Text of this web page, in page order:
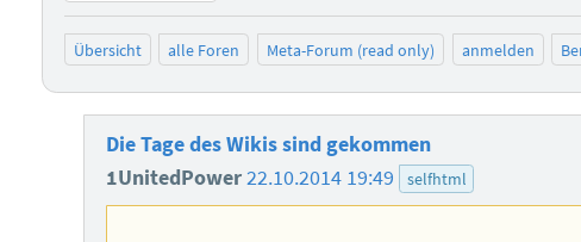
Übersicht alle Foren Meta-Forum (read only) anmelden
Die Tage des Wikis sind gekommen
1UnitedPower22.10.2014 19:49 selfhtml